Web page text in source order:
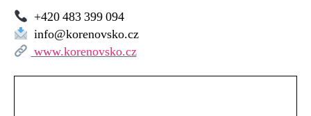
+420 483 399 094
info@korenovsko.cz
www.korenovsko.cz